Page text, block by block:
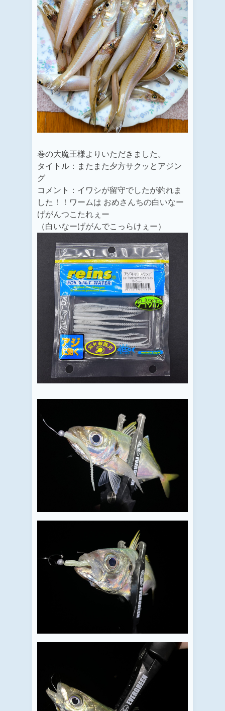
巻の大魔王様よりいただきました。
タイトル：またまた夕方サクッとアジン
グ
コメント：イワシが留守でしたが釣れま
した！！ワームは おめさんちの白いなー
げがんつこたれぇー
（白いなーげがんでこっらけぇー）